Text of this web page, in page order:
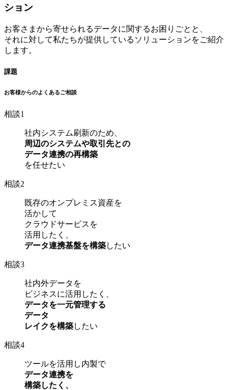
ション
お客さまから寄せられるデータに関するお困りごとと、
それに対して私たちが提供しているソリューションをご紹介
します。
課題
お客様からのよくあるご相談
相談1
社内システム刷新のため、
周辺のシステムや取引先との
データ連携の再構築
を任せたい
相談2
既存のオンプレミス資産を
活かして
クラウドサービスを
活用したく、
データ連携基盤を構築したい
相談3
社内外データを
ビジネスに活用したく、
データを一元管理する
データ
レイクを構築したい
相談4
ツールを活用し内製で
データ連携を
構築したく、